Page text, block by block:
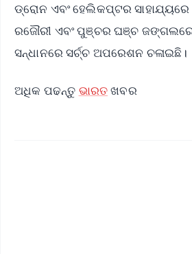
ଡ୍ରୋନ ଏବଂ ହେଲିକପ୍ଟର ସାହାଯ୍ୟରେ
ରଜୌରୀ ଏବଂ ପୁଞ୍ଚର ଘଞ୍ଚ
ସନ୍ଧାନରେ ସର୍ଚ୍ଚ ଅପରେଶନ ଚଳାଇଛି।
ଅଧିକ ପଢନ୍ତୁ ଭାରତଖବର